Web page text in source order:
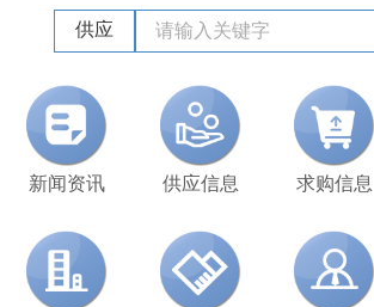
供应
新闻资讯 供应信息 求购信息